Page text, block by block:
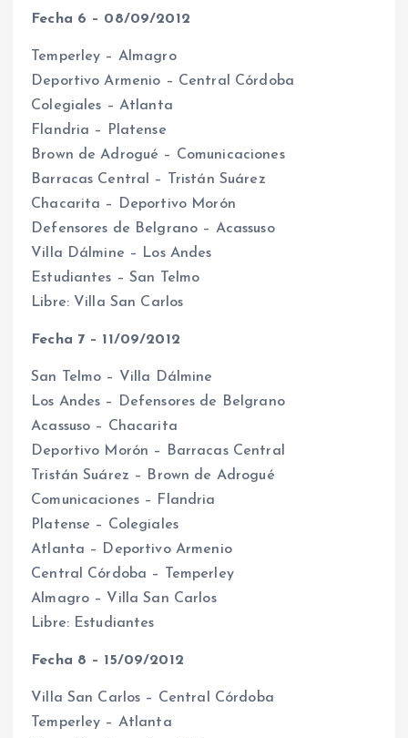
Fecha 6 – 08/09/2012
Temperley – Almagro
Deportivo Armenio – Central Córdoba
Colegiales – Atlanta
Flandria – Platense
Brown de Adrogué – Comunicaciones
Barracas Central – Tristán Suárez
Chacarita – Deportivo Morón
Defensores de Belgrano – Acassuso
Villa Dálmine – Los Andes
Estudiantes – San Telmo
Libre: Villa San Carlos
Fecha 7 – 11/09/2012
San Telmo – Villa Dálmine
Los Andes – Defensores de Belgrano
Acassuso – Chacarita
Deportivo Morón – Barracas Central
Tristán Suárez – Brown de Adrogué
Comunicaciones – Flandria
Platense – Colegiales
Atlanta – Deportivo Armenio
Central Córdoba – Temperley
Almagro – Villa San Carlos
Libre: Estudiantes
Fecha 8 – 15/09/2012
Villa San Carlos – Central Córdoba
Temperley – Atlanta